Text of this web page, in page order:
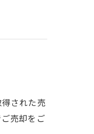
された売
売却をご